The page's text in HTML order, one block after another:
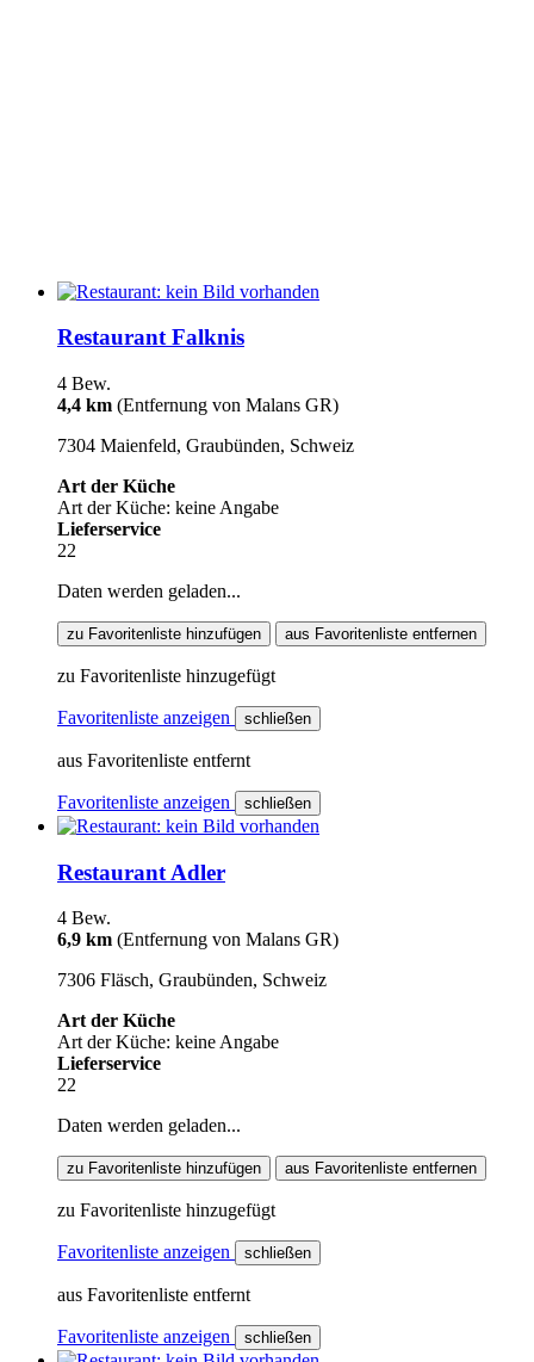
Restaurant Falknis
4 Bew.
4,4 km (Entfernung von Malans GR)
7304 Maienfeld, Graubünden, Schweiz
Art der Küche
Art der Küche: keine Angabe
Lieferservice
22
Daten werden geladen...
zu Favoritenliste hinzufügen aus Favoritenliste entfernen
zu Favoritenliste hinzugefügt
Favoritenliste anzeigen schließen
aus Favoritenliste entfernt
Favoritenliste anzeigen schließen
Restaurant Adler
4 Bew.
6,9 km (Entfernung von Malans GR)
7306 Fläsch, Graubünden, Schweiz
Art der Küche
Art der Küche: keine Angabe
Lieferservice
22
Daten werden geladen...
zu Favoritenliste hinzufügen aus Favoritenliste entfernen
zu Favoritenliste hinzugefügt
Favoritenliste anzeigen schließen
aus Favoritenliste entfernt
Favoritenliste anzeigen schließen